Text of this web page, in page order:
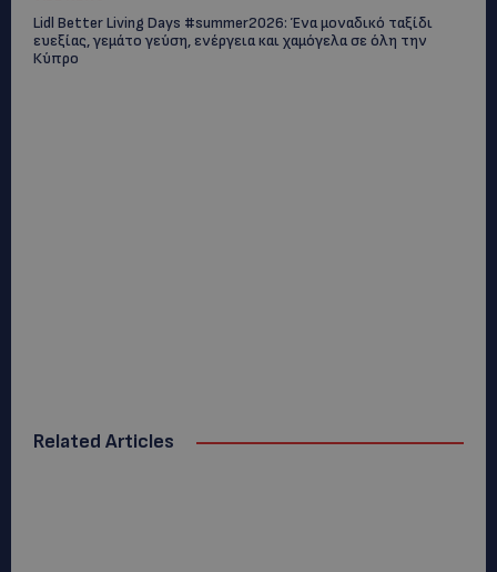
Lidl Better Living Days #summer2026: Ένα μοναδικό ταξίδι
ευεξίας, γεμάτο γεύση, ενέργεια και χαμόγελα σε όλη την
Κύπρο
Related Articles